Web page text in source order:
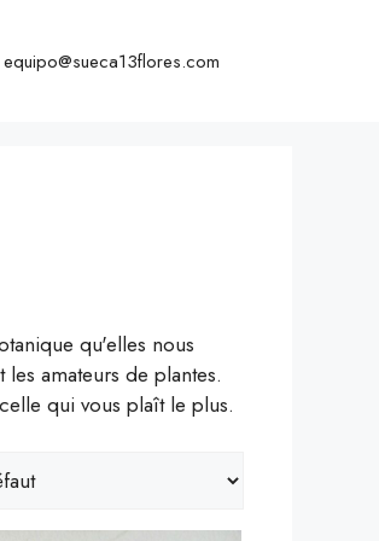
equipo@sueca13flores.com
qu'elles nous
amateurs de plantes.
qui vous plaît le plus.